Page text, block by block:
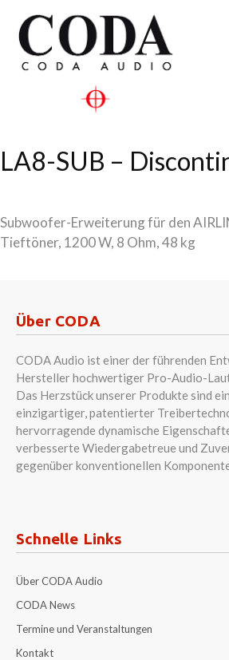
LA8-SUB –
Subwoofer-Erweiterung für den
Tieftöner, 1200 W, 8 Ohm, 48 kg
Über CODA
CODA Audio ist einer der führenden
Hersteller hochwertiger Pro-Audio-
Das Herzstück unserer Produkte sind
einzigartiger, patentierter
hervorragende dynamische
verbesserte Wiedergabetreue und
gegenüber konventionellen
Schnelle Links
Über CODA Audio
CODA News
Termine und Veranstaltungen
Kontakt